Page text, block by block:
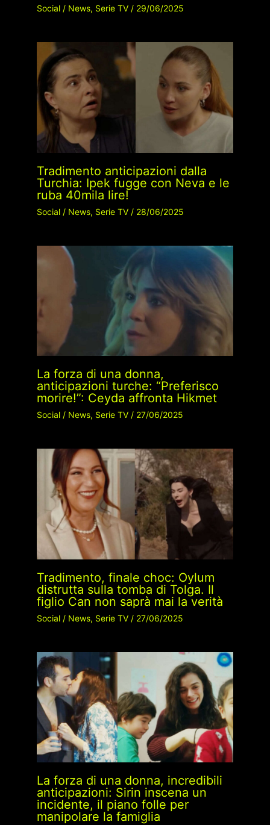
Social/ News, Serie TV/ 29/06/2025
Tradimento anticipazioni dalla
Turchia: Ipek fugge con Neva e le
ruba 40mila lire!
Social/ News, Serie TV/ 28/06/2025
La forza di una donna,
anticipazioni turche: “Preferisco
morire!”: Ceyda affronta Hikmet
Social/ News, Serie TV/ 27/06/2025
Tradimento, finale choc: Oylum
distrutta sulla tomba di Tolga. Il
figlio Can non saprà mai la verità
Social/ News, Serie TV/ 27/06/2025
La forza di una donna, incredibili
anticipazioni: Sirin inscena un
incidente, il piano folle per
manipolare la famiglia